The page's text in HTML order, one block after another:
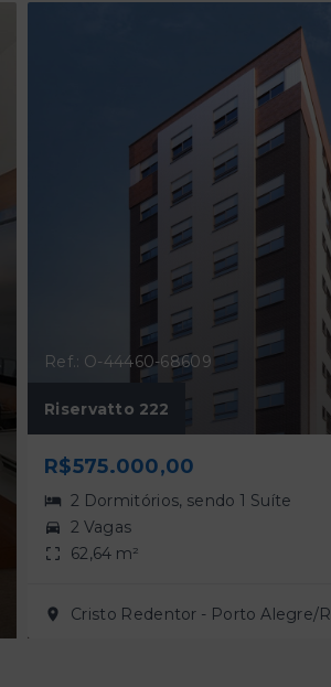
Ref.: O-44460-68609
Riservatto 222
R$575.000,00
2 Dormitórios, sendo 1 Suíte
2 Vagas
62,64 m²
Cristo Redentor - Porto Alegre/